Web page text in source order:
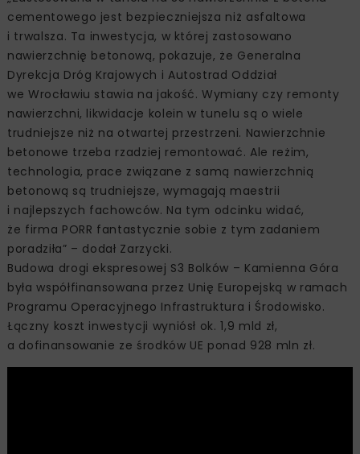
cementowego jest bezpieczniejsza niż asfaltowa
i trwalsza. Ta inwestycja, w której zastosowano
nawierzchnię betonową, pokazuje, że Generalna
Dyrekcja Dróg Krajowych i Autostrad Oddział
we Wrocławiu stawia na jakość. Wymiany czy remonty
nawierzchni, likwidacje kolein w tunelu są o wiele
trudniejsze niż na otwartej przestrzeni. Nawierzchnie
betonowe trzeba rzadziej remontować. Ale reżim,
technologia, prace związane z samą nawierzchnią
betonową są trudniejsze, wymagają maestrii
i najlepszych fachowców. Na tym odcinku widać,
że firma PORR fantastycznie sobie z tym zadaniem
poradziła” – dodał Zarzycki.
Budowa drogi ekspresowej S3 Bolków – Kamienna Góra
była współfinansowana przez Unię Europejską w ramach
Programu Operacyjnego Infrastruktura i Środowisko.
Łączny koszt inwestycji wyniósł ok. 1,9 mld zł,
a dofinansowanie ze środków UE ponad 928 mln zł.